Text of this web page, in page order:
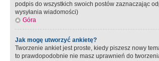
podpis do wszystkich swoich postów zaznaczając
wysyłania wiadomości)
Góra
Jak mogę utworzyć ankietę?
Tworzenie ankiet jest proste, kiedy piszesz nowy
to prawdopodobnie nie masz uprawnień do